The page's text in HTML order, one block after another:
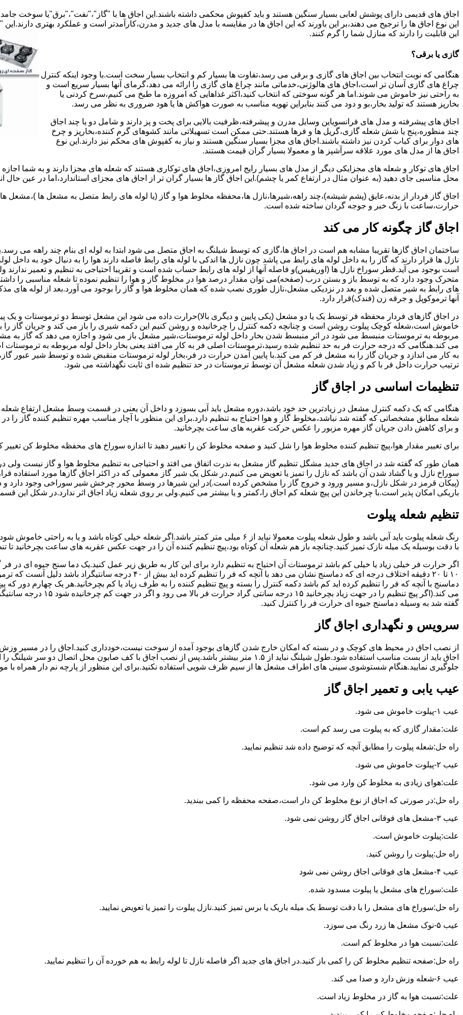
اجاق های قدیمی دارای پوشش لعابی بسیار سنگین هستند و باید کفپوش محکمی داشته باشند.این اجاق ها با "گاز"،"نفت"،"برق"یا سوخت
این نوع اجاق ها را ترجیح می دهند،بر این باورند که این اجاق ها در مقایسه با مدل های جدید و مدرن،کارآمدتر است و عملکرد بهتری
این قابلیت را دارند که منازل شما را گرم کنند.
گازی یا برقی؟
هنگامی که نوبت انتخاب بین اجاق های گازی و برقی می رسد،تفاوت ها بسیار کم و انتخاب بسیار سخت است.با وجود اینکه کنترل
چراغ های گازی آسان تر است،اجاق های هالوژنی،خدماتی مانند چراغ های گازی را ارائه می دهد،گرمای آنها بسیار سریع است و
به راحتی نیز خاموش می شوند.اما هر گونه سوختی که انتخاب کنید،اکثر غذاهایی که امروزه ما طبخ می کنیم،سرخ کردنی یا
بخارپز هستند که تولید بخار،بو و دود می کنند بنابراین تهویه مناسب به صورت هواکش ها یا هود ضروری به نظر می رسد.
اجاق های پیشرفته و مدل های فرانسویاین وسایل مدرن و پیشرفته،ظرفیت بالایی برای پخت و پز دارند و شامل دو یا چند اجاق
چند منظوره،پنج یا شش شعله گازی،گریل ها و فرها هستند.حتی ممکن است تسهیلاتی مانند کشوهای گرم کننده،بخارپز و چرخ
های دوار برای کباب کردن نیز داشته باشند.اجاق های مجزا بسیار سنگین هستند و نیاز به کفپوش های محکم نیز دارند.این نوع
اجاق ها از مدل های مورد علاقه سرآشپز ها و معمولا بسیار گران قیمت هستند.
اجاق های توکار و شعله های مجزایکی دیگر از مدل های بسیار رایج امروزی،اجاق های توکاری هستند که شعله های مجزا دارند و به شما
محل مناسبی جای دهید (به عنوان مثال در ارتفاع کمر یا چشم).این اجاق گاز ها بسیار گران تر از اجاق های مجزای استاندارد،اما در عین حال
اجاق گاز فردار از بدنه،عایق (پشم شیشه)،چند راهه،شیرها،نازل ها،محفظه مخلوط هوا و گاز (یا لوله های رابط متصل به مشعل ها )،مشعل
حرارت،ساعت با زنگ خبر و جوجه گردان ساخته شده است.
اجاق گاز چگونه کار می کند
ساختمان اجاق گازها تقریبا مشابه هم است در اجاق ها،گازی که توسط شیلنگ به اجاق متصل می شود ابتدا به لوله ای بنام چند راهه می
نازل ها قرار دارند که گاز را به داخل لوله های رابط می پاشد چون نازل ها اندکی با لوله های رابط فاصله دارند هوا را به دنبال خود به
است بوجود می آید.قطر سوراخ نازل ها (اوریفیس)و فاصله آنها از لوله های رابط حساب شده است و تقریبا احتیاجی به تنظیم و تعمیر
متحرک وجود دارد که به توسط باز و بستن درب (صفحه)می توان مقدار درصد هوا در مخلوط گاز و هوا را تنظیم نموده تا شعله مناسبی را
های رابط به شیر متصل شده و بعد در نزدیکی مشعل،نازل طوری نصب شده که همان مخلوط هوا و گاز را بوجود می آورد.بعد از لوله
آنها ترموکوپل و جرقه زن (فندک)قرار دارد.
در اجاق گازهای فردار محفظه فر توسط یک یا دو مشعل (یکی پایین و دیگری بالا)حرارت داده می شود این مشعل توسط دو ترموستات و یک
خاموش است،شعله کوچک پیلوت روشن است و چنانچه دکمه کنترل را چرخانیده و روشن کنیم این دکمه شیری را باز می کند و جریان گاز را
مربوطه به ترموستات منبسط می شود در اثر منبسط شدن بخار داخل لوله ترموستات،شیر مشعل باز می شود و اجازه می دهد که گاز به
می کند.هنگامی که درجه حرارت فر به حد تنظیم شده رسید،ترموستات اصلی فر به کار می افتد یعنی بخار داخل لوله مربوطه به
به کار می اندازد و جریان گاز را به مشعل فر کم می کند.با پایین آمدن حرارت در فر،بخار لوله ترموستات منقبض شده و توسط شیر عبور
ترتیب حرارت داخل فر با کم و زیاد شدن شعله مشعل آن توسط ترموستات در حد تنظیم شده ای ثابت نگهداشته می شود.
تنظیمات اساسی در اجاق گاز
شعله مطابق مشخصاتی که گفته شد نباشد،مخلوط گاز و هوا احتیاج به تنظیم دارد.برای این منظور با آچار مناسب مهره تنظیم کننده گاز
و برای کاهش دادن جریان گاز مهره مزبور را عکس حرکت عقربه های ساعت بچرخانید.
برای تغییر مقدار هوا،پیچ تنظیم کننده مخلوط هوا را شل کنید و صفحه مخلوط کن را تغییر دهید تا اندازه سوراخ های محفظه مخلوط کن
همان طور که گفته شد در اجاق های جدید مشگل تنظیم گاز مشعل به ندرت اتفاق می افتد و احتیاجی به تنظیم مخلوط هوا و گاز نیست
سوراخ نازل و یا گشاد شدن آن باشد که نازل را تمیز یا تعویض می کنیم.در شکل یک شیر گاز معمولی که در اکثر اجاق گازها مورد استفاده
(پیکان قرمز در شکل نازل،و مسیر ورود و خروج گاز را مشخص کرده است.)در این شیرها در وسط محور چرخش شیر سوراخی وجود دارد و
باریکی امکان پذیر است.با چرخاندن این پیچ شعله کم اجاق را،کمتر و یا بیشتر می کنیم.ولی بر روی شعله زیاد اجاق اثر ندارد.در شکل این
تنظیم شعله پیلوت
رنگ شعله پیلوت باید آبی باشد و طول شعله پیلوت معمولا نباید از ۶ میلی متر کمتر باشد.اگر شعله خیلی
با دقت بوسیله یک میله نازک تمیز کنید.چنانچه باز هم شعله آن کوتاه بود،پیچ تنظیم کننده آن را در جهت عکس عقربه های ساعت بچرخانید
۱۰ تا ۲۰ دقیقه اختلاف درجه ای که دماسنج نشان می دهد با آنچه که فر را
می کند.(اگر پیچ تنظیم را در
گفته شد به وسیله دماسنج جیوه ای حرارت فر را کنترل کنید.
سرویس و نگهداری اجاق گاز
از نصب اجاق در محیط های کوچک و در بسته که امکان خارج شدن گازهای بوجود آمده از سوخت نیست،خودداری کنید.اجاق را در مسیر
اجاق باید از بست مناسب استفاده شود.طول شیلنگ نباید از ۱.۵ متر بیشتر باشد.پس از نصب اجاق با کف
جلوگیری نمایید.هنگام شستوشوی سینی های اطراف مشعل ها از سیم ظرف شویی استفاده نکنید.برای این منظور از پارچه نم دار همراه با
عیب یابی و تعمیر اجاق گاز
عیب ۱-پیلوت خاموش می شود.
علت:مقدار گازی که به پیلوت می رسد کم است.
راه حل:شعله پیلوت را مطابق آنچه که توضیح داده شد تنظیم نمایید.
عیب ۲-پیلوت خاموش می شود.
علت:هوای زیادی به مخلوط کن وارد می شود.
راه حل:در صورتی که اجاق از نوع مخلوط کن دار است،صفحه محفظه را کمی ببندید.
عیب ۳-مشعل های فوقانی اجاق گاز روشن نمی شود.
علت:پیلوت خاموش است.
راه حل:پیلوت را روشن کنید.
عیب ۴-مشعل های فوقانی اجاق روشن نمی شود
علت:سوراخ های مشعل یا پیلوت مسدود شده.
راه حل:سوراخ های مشعل را با دقت توسط یک میله باریک یا برس تمیز کنید.نازل پیلوت را تمیز یا تعویض نمایید.
عیب ۵-نوک مشعل ها زرد رنگ می سوزد.
علت:نسبت هوا در مخلوط کم است.
راه حل:صفحه تنظیم مخلوط کن را کمی باز کنید.در اجاق های جدید اگر فاصله نازل تا لوله رابط به هم خورده آن را تنظیم نمایید.
عیب ۶-شعله وزش دارد و صدا می کند.
علت:نسبت هوا به گاز در مخلوط زیاد است.